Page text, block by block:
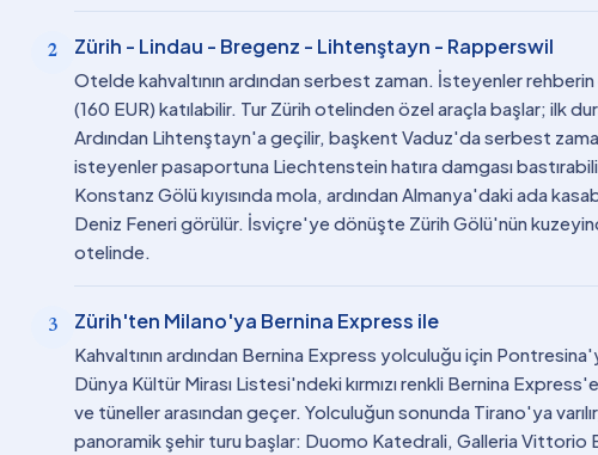
2 Zürih - Lindau - Bregenz - Lihtenştayn - Rapperswil
Otelde kahvaltının ardından serbest zaman. İsteyenler
(160 EUR) katılabilir. Tur Zürih otelinden özel araçla başlar; ilk
Ardından Lihtenştayn'a geçilir, başkent Vaduz'da serbest
isteyenler pasaportuna Liechtenstein hatıra damgası
Konstanz Gölü kıyısında mola, ardından Almanya'daki ada
Deniz Feneri görülür. İsviçre'ye dönüşte Zürih Gölü'nün
otelinde.
3 Zürih'ten Milano'ya Bernina Express ile
Kahvaltının ardından Bernina Express yolculuğu için
Dünya Kültür Mirası Listesi'ndeki kırmızı renkli Bernina
ve tüneller arasından geçer. Yolculuğun sonunda Tirano'ya
panoramik şehir turu başlar: Duomo Katedrali, Galleria Vittorio